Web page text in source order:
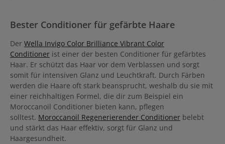
Bester Conditioner für gefärbte Haare
Der Wella Invigo Color Brilliance Vibrant Color
Conditioner ist einer der besten Conditioner für gefärbtes
Haar. Er schützt das Haar vor dem Verblassen und sorgt
somit für intensiven Glanz und Leuchtkraft. Durch Färben
werden die Haare oft stark beansprucht, weshalb du sie mit
einer reichhaltigen Formel, die dir zum Beispiel ein
Moroccanoil Conditioner bieten kann, pflegen
solltest. Moroccanoil Regenerierender Conditioner belebt
und stärkt das Haar effektiv, sorgt für Glanz und
Haargesundheit.